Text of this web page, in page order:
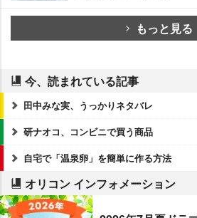
もっと見る
今、読まれている記事
田中みな実、うっかりネタバレ
研ナオコ、コンビニで買う商品
自宅で「温泉卵」を簡単に作る方法
オリコン インフォメーション